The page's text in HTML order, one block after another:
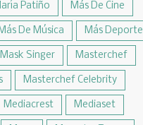
Patiño Más De Cine
De Música Más Deporte
Mask Singer Masterchef
Masterchef Celebrity
Mediacrest Mediaset